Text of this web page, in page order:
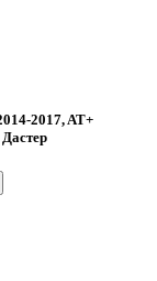
2017, AT+